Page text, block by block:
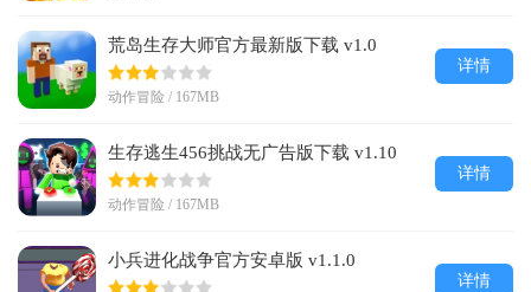
荒岛生存大师官方最新版下载 v1.0
动作冒险 / 167MB
详情
生存逃生456挑战无广告版下载 v1.10
动作冒险 / 167MB
详情
小兵进化战争官方安卓版 v1.1.0
详情